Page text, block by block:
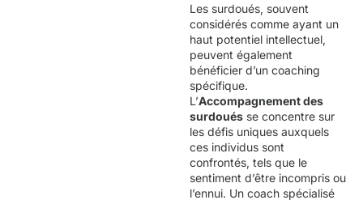
Les surdoués, souvent
considérés comme ayant un
haut potentiel intellectuel,
peuvent également
bénéficier d’un coaching
spécifique.
L’Accompagnement des
surdoués se concentre sur
les défis uniques auxquels
ces individus sont
confrontés, tels que le
sentiment d’être incompris ou
l’ennui. Un coach spécialisé